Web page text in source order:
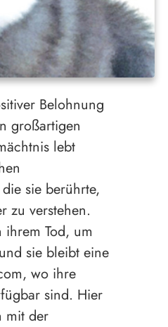
Belohnung
großartigen
lebt
sie berührte,
zu verstehen.
Tod, um
sie bleibt eine
wo ihre
sind. Hier
mit der